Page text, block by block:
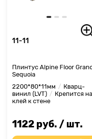
11-11
Плинтус Alpine Floor
Sequoia
2200*80*11мм
Кварц-
винил (LVT)
Крепится на
клей к стене
1122 руб. / шт.